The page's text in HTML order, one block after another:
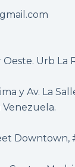
Urb La
y Av. La
Venezuela.
Downtown,